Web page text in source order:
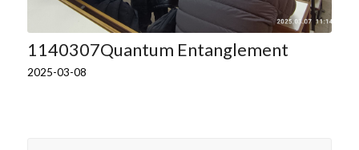
1140307Quantum Entanglement
2025-03-08